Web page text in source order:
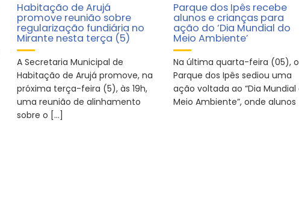
Habitação de Arujá
promove reunião sobre
regularização fundiária no
Mirante nesta terça (5)
A Secretaria Municipal de
Habitação de Arujá promove, na
próxima terça-feira (5), às 19h,
uma reunião de alinhamento
sobre o […]
Parque dos Ipês recebe
alunos e crianças para
ação do ‘Dia Mundial do
Meio Ambiente’
Na última quarta-feira (05), o
Parque dos Ipês sediou uma
ação voltada ao “Dia Mundial
Meio Ambiente”, onde alunos